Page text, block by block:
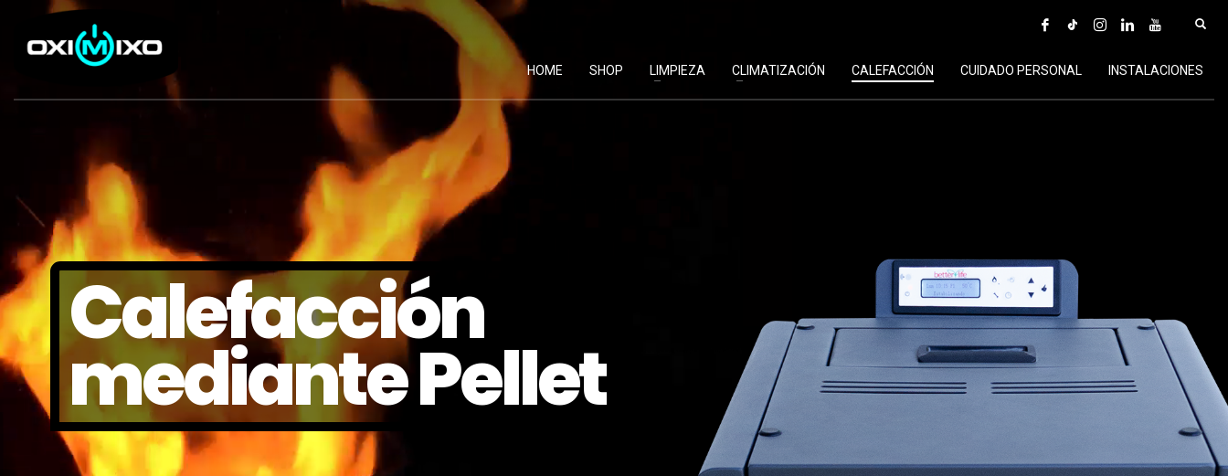
HOME SHOP LIMPIEZA CLIMATIZACIÓN CALEFACCIÓN CUIDADO PERSONAL INSTALACIONES
Calefacción
mediante Pellet